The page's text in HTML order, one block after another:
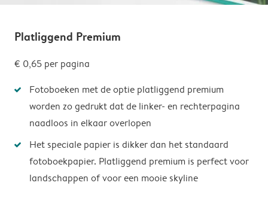
Platliggend Premium
€ 0,65 per pagina
Fotoboeken met de optie platliggend premium
worden zo gedrukt dat de linker- en rechterpagina
naadloos in elkaar overlopen
Het speciale papier is dikker dan het standaard
fotoboekpapier. Platliggend premium is perfect voor
landschappen of voor een mooie skyline